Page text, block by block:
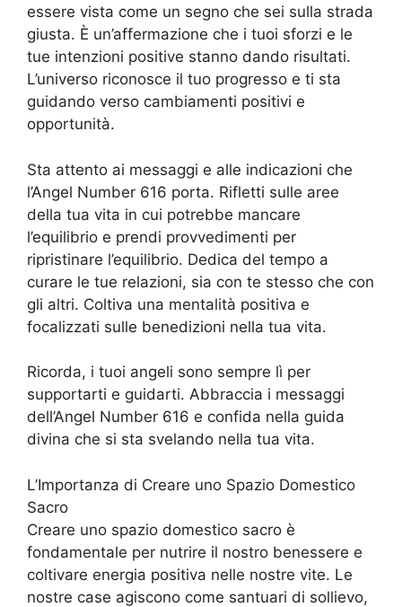
essere vista come un segno che sei sulla strada
giusta. È un’affermazione che i tuoi sforzi e le
tue intenzioni positive stanno dando risultati.
L’universo riconosce il tuo progresso e ti sta
guidando verso cambiamenti positivi e
opportunità.
Sta attento ai messaggi e alle indicazioni che
l’Angel Number 616 porta. Rifletti sulle aree
della tua vita in cui potrebbe mancare
l’equilibrio e prendi provvedimenti per
ripristinare l’equilibrio. Dedica del tempo a
curare le tue relazioni, sia con te stesso che con
gli altri. Coltiva una mentalità positiva e
focalizzati sulle benedizioni nella tua vita.
Ricorda, i tuoi angeli sono sempre lì per
supportarti e guidarti. Abbraccia i messaggi
dell’Angel Number 616 e confida nella guida
divina che si sta svelando nella tua vita.
L’Importanza di Creare uno Spazio Domestico
Sacro
Creare uno spazio domestico sacro è
fondamentale per nutrire il nostro benessere e
coltivare energia positiva nelle nostre vite. Le
nostre case agiscono come santuari di sollievo,